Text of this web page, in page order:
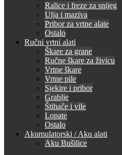
Ralice i freze za snijeg
Ulja i maziva
Pribor za vrtne alate
Ostalo
Ručni vrtni alati
Škare za grane
Ručne škare za živicu
Vrtne škare
Vrtne pile
Sjekire i pribor
Grablje
Štihače i vile
Lopate
Ostalo
Akumulatorski / Aku alati
Aku Bušilice